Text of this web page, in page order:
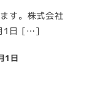
す。株式会社
1日 […]
1日